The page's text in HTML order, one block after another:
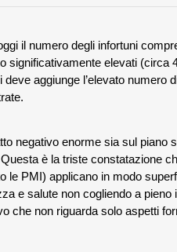
il numero degli infortuni
significativamente elevati (circa
deve aggiunge l’elevato numero
negativo enorme sia sul piano
è la triste constatazione
le PMI) applicano in modo
e salute non cogliendo a pieno
che non riguarda solo aspetti